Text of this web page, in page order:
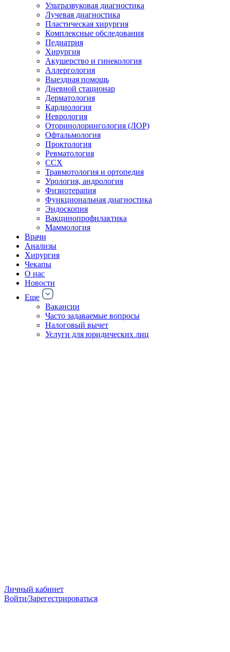
Ультразвуковая диагностика
Лучевая диагностика
Пластическая хирургия
Комплексные обследования
Педиатрия
Хирургия
Акушерство и гинекология
Аллергология
Выездная помощь
Дневной стационар
Дерматология
Кардиология
Неврология
Оторинолорингология (ЛОР)
Офтальмология
Проктология
Ревматология
ССХ
Травмотология и ортопедия
Урология, андрология
Физиотерапия
Функциональная диагностика
Эндоскопия
Вакцинопрофилактика
Маммология
Врачи
Анализы
Хирургия
Чекапы
О нас
Новости
Еще
Вакансии
Часто задаваемые вопросы
Налоговый вычет
Услуги для юридических лиц
Личный кабинет
Войти/Зарегестрироваться